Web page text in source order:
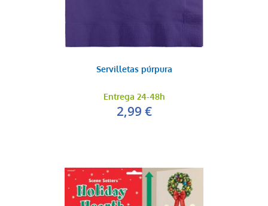
Servilletas púrpura
Entrega 24-48h
2,99 €